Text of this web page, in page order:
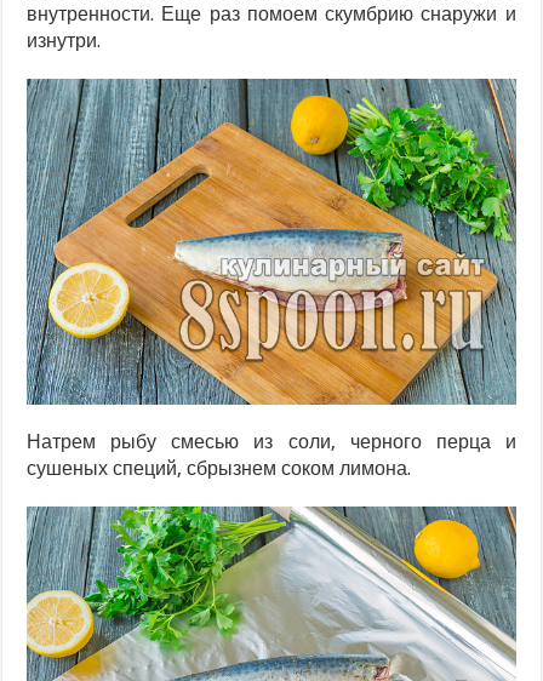
внутренности. Еще раз помоем скумбрию снаружи и
изнутри.
Натрем рыбу смесью из соли, черного перца и
сушеных специй, сбрызнем соком лимона.